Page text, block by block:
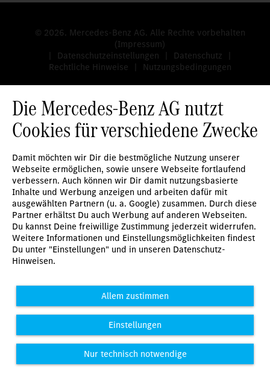
© 2026. Mercedes-Benz AG. Alle Rechte vorbehalten
(Impressum)
Datenschutzeinstellungen
Datenschutz
Rechtliche Hinweise
Nutzungsbedingungen
Die Mercedes-Benz AG nutzt
Cookies für verschiedene Zwecke
Damit möchten wir Dir die bestmögliche Nutzung unserer
Webseite ermöglichen, sowie unsere Webseite fortlaufend
verbessern. Auch können wir Dir damit nutzungsbasierte
Inhalte und Werbung anzeigen und arbeiten dafür mit
ausgewählten Partnern (u. a. Google) zusammen. Durch diese
Partner erhältst Du auch Werbung auf anderen Webseiten.
Du kannst Deine freiwillige Zustimmung jederzeit widerrufen.
Weitere Informationen und Einstellungsmöglichkeiten findest
Du unter "Einstellungen" und in unseren Datenschutz-
Hinweisen.
Nur technisch notwendige
Allem zustimmen
Einstellungen